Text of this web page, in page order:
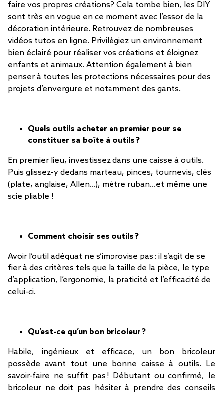
faire vos propres créations ? Cela tombe bien, les DIY
sont très en vogue en ce moment avec l’essor de la
décoration intérieure. Retrouvez de nombreuses
vidéos tutos en ligne. Privilégiez un environnement
bien éclairé pour réaliser vos créations et éloignez
enfants et animaux. Attention également à bien
penser à toutes les protections nécessaires pour des
projets d’envergure et notamment des gants.
Quels outils acheter en premier pour se
constituer sa boîte à outils ?
En premier lieu, investissez dans une caisse à outils.
Puis glissez-y dedans marteau, pinces, tournevis, clés
(plate, anglaise, Allen…), mètre ruban…et même une
scie pliable !
Comment choisir ses outils ?
Avoir l’outil adéquat ne s’improvise pas : il s’agit de se
fier à des critères tels que la taille de la pièce, le type
d’application, l’ergonomie, la praticité et l’efficacité de
celui-ci.
Qu’est-ce qu’un bon bricoleur ?
Habile, ingénieux et efficace, un bon bricoleur
possède avant tout une bonne caisse à outils. Le
savoir-faire ne suffit pas ! Débutant ou confirmé, le
bricoleur ne doit pas hésiter à prendre des conseils